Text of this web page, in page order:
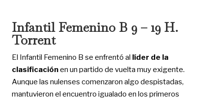
Infantil Femenino B 9 – 19 H.
Torrent
El Infantil Femenino B se enfrentó al líder de la
clasificaciónen un partido de vuelta muy exigente.
Aunque las nulenses comenzaron algo despistadas,
mantuvieron el encuentro igualado en los primeros